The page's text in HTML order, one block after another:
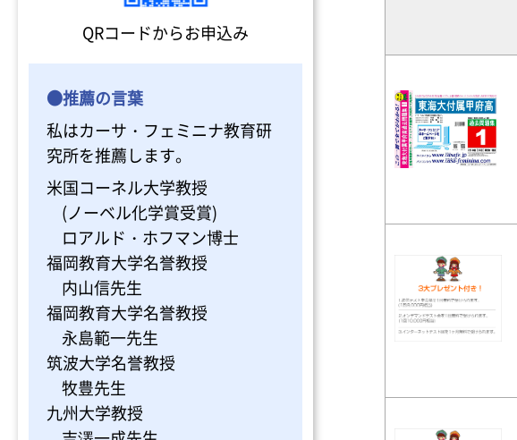
QRコードからお申込み
●推薦の言葉
私はカーサ・フェミニナ教育研
究所を推薦します。
米国コーネル大学教授
(ノーベル化学賞受賞)
ロアルド・ホフマン博士
福岡教育大学名誉教授
内山信先生
福岡教育大学名誉教授
永島範一先生
筑波大学名誉教授
牧豊先生
九州大学教授